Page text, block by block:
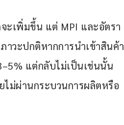
ะเพิ่มขึ้น แต่ MPI และอัตรา
าวะปกติหากการนำเข้าสินค้า
แต่กลับไม่เป็นเช่นนั้น
ไม่ผ่านกระบวนการผลิตหรือ